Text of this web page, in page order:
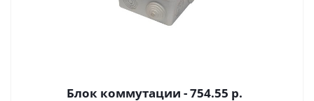
Блок коммутации - 754.55 р.